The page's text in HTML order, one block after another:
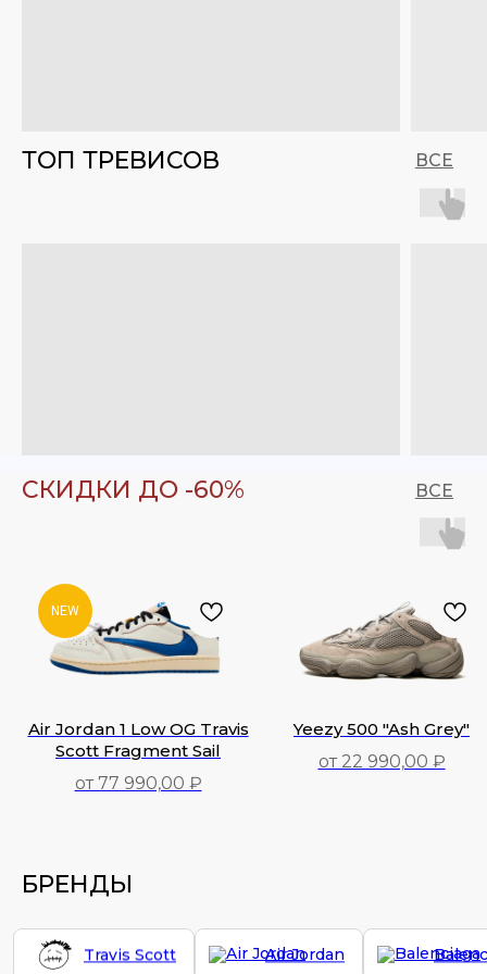
ТОП ТРЕВИСОВ ВСЕ
СКИДКИ ДО -60% ВСЕ
NEW
Air Jordan 1 Low OG Travis
Scott Fragment Sail
от 77 990,00 ₽
Yeezy 500 "Ash Grey"
от 22 990,00 ₽
БРЕНДЫ
Travis Scott Air Jordan